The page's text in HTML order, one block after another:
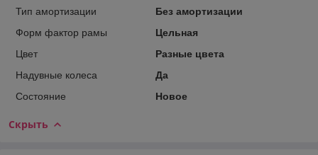
Тип амортизации
Без амортизации
Форм фактор рамы
Цельная
Цвет
Разные цвета
Надувные колеса
Да
Состояние
Новое
Скрыть